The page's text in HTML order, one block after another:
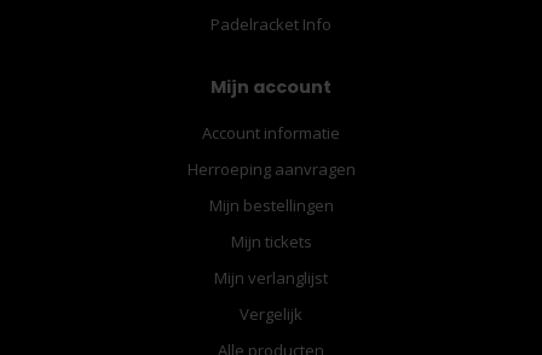
Padelracket Info
Mijn account
Account informatie
Herroeping aanvragen
Mijn bestellingen
Mijn tickets
Mijn verlanglijst
Vergelijk
Alle producten